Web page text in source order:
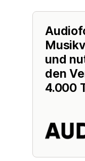
und
den
4.000